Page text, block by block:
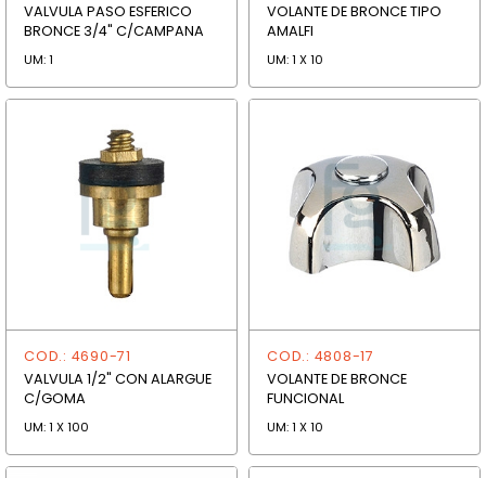
VALVULA PASO ESFERICO
BRONCE 3/4" C/CAMPANA
UM: 1
VOLANTE DE BRONCE TIPO
AMALFI
UM: 1 X 10
COD.: 4690-71
VALVULA 1/2" CON ALARGUE
C/GOMA
UM: 1 X 100
COD.: 4808-17
VOLANTE DE BRONCE
FUNCIONAL
UM: 1 X 10